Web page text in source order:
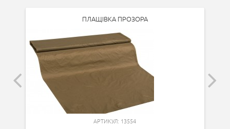
ПЛАЩІВКА ПРОЗОРА
АРТИКУЛ: 13554